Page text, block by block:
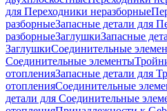
для Переходники неразборные
разборныеЗапасные детали для
разборныеЗаглушкиЗапасные
ЗаглушкиСоединительные
Соединительные элементы
отопленияЗапасные детали для
отопленияСоединительные
детали для Соединительные